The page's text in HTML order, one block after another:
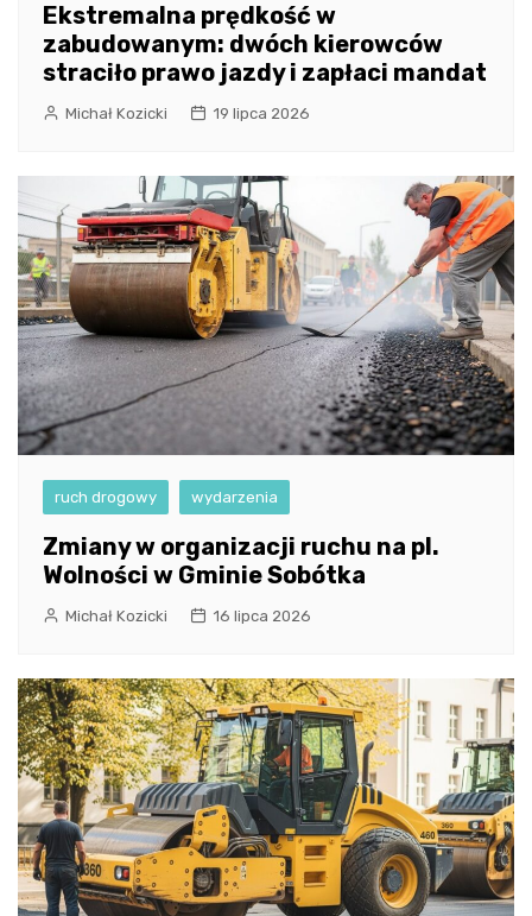
Ekstremalna prędkość w
zabudowanym: dwóch kierowców
straciło prawo jazdy i zapłaci mandat
Michał Kozicki 19 lipca 2026
ruch drogowy wydarzenia
Zmiany w organizacji ruchu na pl.
Wolności w Gminie Sobótka
Michał Kozicki 16 lipca 2026